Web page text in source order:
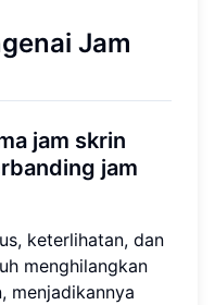
Jam
jam skrin
jam
keterlihatan, dan
menghilangkan
menjadikannya